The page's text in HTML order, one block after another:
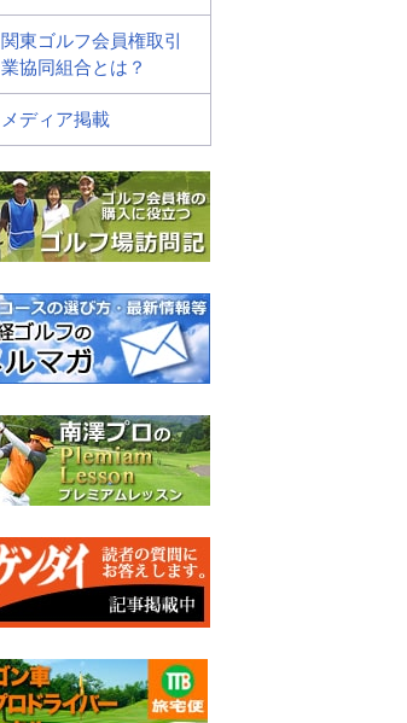
関東ゴルフ会員権取引
業協同組合とは？
メディア掲載